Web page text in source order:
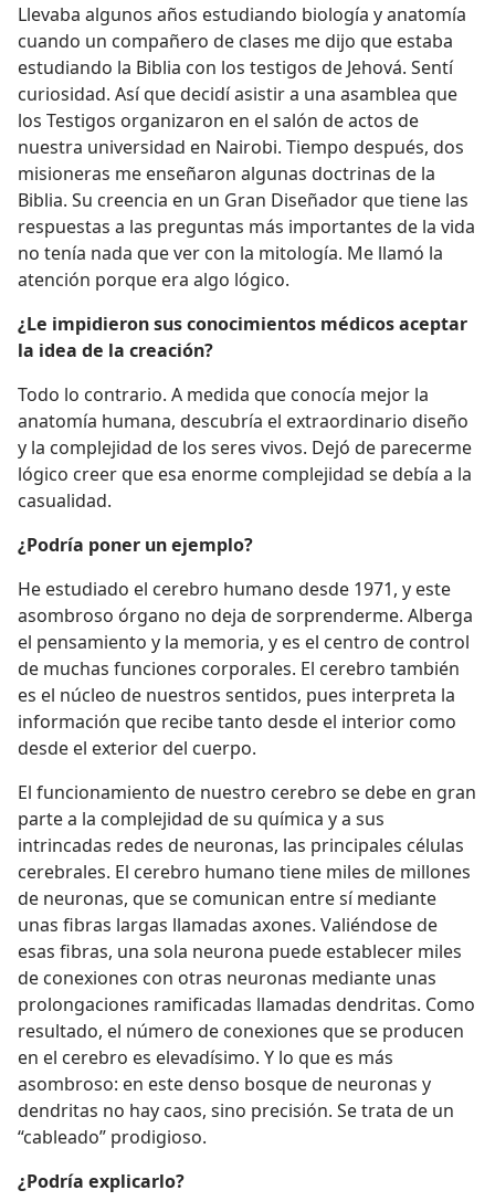
Llevaba algunos años estudiando biología y anatomía
cuando un compañero de clases me dijo que estaba
estudiando la Biblia con los testigos de Jehová. Sentí
curiosidad. Así que decidí asistir a una asamblea que
los Testigos organizaron en el salón de actos de
nuestra universidad en Nairobi. Tiempo después, dos
misioneras me enseñaron algunas doctrinas de la
Biblia. Su creencia en un Gran Diseñador que tiene las
respuestas a las preguntas más importantes de la vida
no tenía nada que ver con la mitología. Me llamó la
atención porque era algo lógico.
¿Le impidieron sus conocimientos médicos aceptar
la idea de la creación?
Todo lo contrario. A medida que conocía mejor la
anatomía humana, descubría el extraordinario diseño
y la complejidad de los seres vivos. Dejó de parecerme
lógico creer que esa enorme complejidad se debía a la
casualidad.
¿Podría poner un ejemplo?
He estudiado el cerebro humano desde 1971, y este
asombroso órgano no deja de sorprenderme. Alberga
el pensamiento y la memoria, y es el centro de control
de muchas funciones corporales. El cerebro también
es el núcleo de nuestros sentidos, pues interpreta la
información que recibe tanto desde el interior como
desde el exterior del cuerpo.
El funcionamiento de nuestro cerebro se debe en gran
parte a la complejidad de su química y a sus
intrincadas redes de neuronas, las principales células
cerebrales. El cerebro humano tiene miles de millones
de neuronas, que se comunican entre sí mediante
unas fibras largas llamadas axones. Valiéndose de
esas fibras, una sola neurona puede establecer miles
de conexiones con otras neuronas mediante unas
prolongaciones ramificadas llamadas dendritas. Como
resultado, el número de conexiones que se producen
en el cerebro es elevadísimo. Y lo que es más
asombroso: en este denso bosque de neuronas y
dendritas no hay caos, sino precisión. Se trata de un
“cableado” prodigioso.
¿Podría explicarlo?